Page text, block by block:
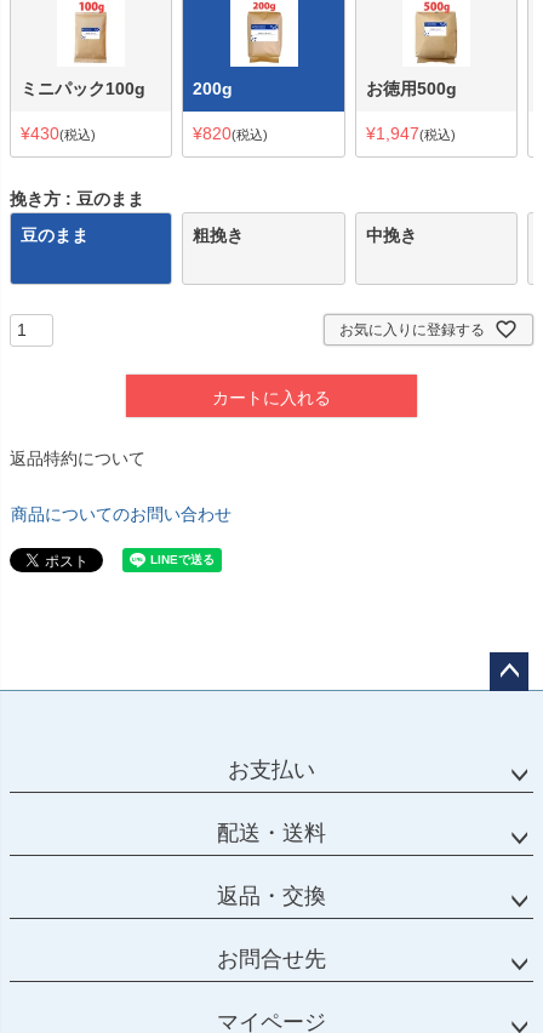
ミニパック100g
¥430 税込
200g
¥820 税込
お徳用500g
¥1,947 税込
挽き方
豆のまま
豆のまま
粗挽き 中挽き
お気に入りに登録する
カートに入れる
返品特約について
商品についてのお問い合わせ
お支払い
配送・送料
返品・交換
お問合せ先
マイページ